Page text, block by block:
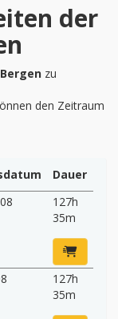
der
zu
den Zeitraum
Dauer
127h
35m
127h
35m